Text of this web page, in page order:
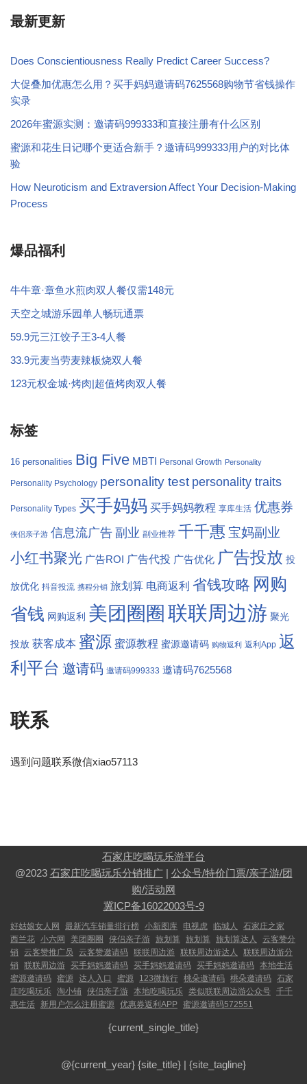
最新更新
Does Conscientiousness Really Predict Career Success?
大促叠加优惠怎么用？买手妈妈邀请码7625568购物节省钱操作
实录
2026年蜜源实测：邀请码999333和直接注册有什么区别
蜜源和花生日记哪个更适合新手？邀请码999333用户的对比体
验
How Neuroticism and Extraversion Affect Your Decision-Making
Process
爆品福利
牛牛章·章鱼水煎肉双人餐仅需148元
天空之城游乐园单人畅玩通票
59.9元三江饺子王3-4人餐
33.9元麦当劳麦辣板烧双人餐
123元权金城·烤肉|超值烤肉双人餐
标签
16 personalities Big Five MBTI Personal Growth Personality
Personality Psychology personality test personality traits
Personality Types 买手妈妈 买手妈妈教程 享库生活 优惠券
侠侣亲子游 信息流广告 副业 副业推荐 千千惠 宝妈副业
小红书聚光 广告ROI 广告代投 广告优化 广告投放 投
放优化 抖音投流 携程分销 旅划算 电商返利 省钱攻略 网购
省钱 网购返利 美团圈圈 联联周边游 聚光
投放 获客成本 蜜源 蜜源教程 蜜源邀请码 购物返利 返利App 返
利平台 邀请码 邀请码999333 邀请码7625568
联系
遇到问题联系微信xiao57113
石家庄吃喝玩乐游平台
@2023 石家庄吃喝玩乐分销推广| 公众号/特价门票/亲子游/团
购/活动网
冀ICP备16022003号-9
好姑娘女人网 最新汽车销量排行榜 小新图库 电视虎 临城人
石家庄之家
西兰花 小六网 美团圈圈 侠侣亲子游 旅划算 旅划算 旅划算达人
云客赞分
销
云客赞推广员 云客赞邀请码 联联周边游 联联周边游达人
联联周边游分
销
联联周边游 买手妈妈邀请码 买手妈妈邀请码 买手妈妈邀请码 本地生活
蜜源邀请码 蜜源 达人入口 蜜源 123微旅行 桃朵邀请码 桃朵邀请码 石家
庄吃喝玩乐 淘小铺 侠侣亲子游 本地吃喝玩乐 类似联联周边游公众号 千千
惠生活
新用户怎么注册蜜源 优惠券返利APP 蜜源邀请码572551
{current_single_title}
@{current_year} {site_title} | {site_tagline}